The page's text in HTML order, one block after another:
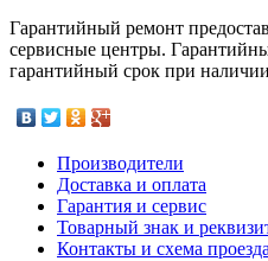
Гарантийный ремонт
сервисные центры.
гарантийный срок при
Производители
Доставка и оплата
Гарантия и сервис
Товарный знак и
Контакты и схема проезда